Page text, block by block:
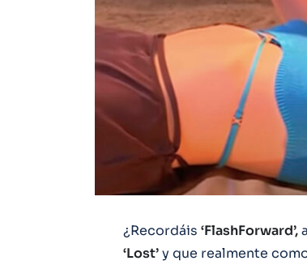
¿Recordáis ‘FlashForward’,
‘Lost’y que realmente